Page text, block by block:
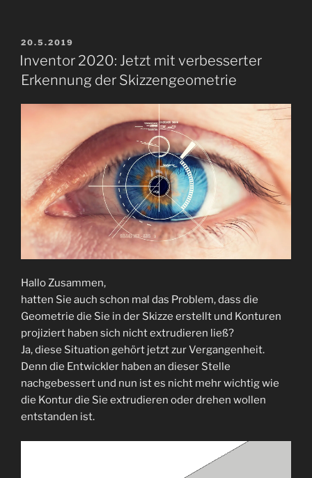
VERÖFFENTLICHT
AM
20.5.2019
Inventor 2020: Jetzt mit verbesserter
Erkennung der Skizzengeometrie
Hallo Zusammen,
hatten Sie auch schon mal das Problem, dass die
Geometrie die Sie in der Skizze erstellt und Konturen
projiziert haben sich nicht extrudieren ließ?
Ja, diese Situation gehört jetzt zur Vergangenheit.
Denn die Entwickler haben an dieser Stelle
nachgebessert und nun ist es nicht mehr wichtig wie
die Kontur die Sie extrudieren oder drehen wollen
entstanden ist.